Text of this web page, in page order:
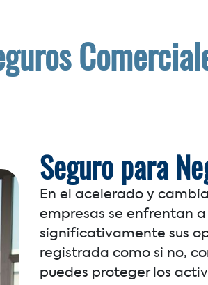
Seguro para
En el acelerado y
empresas se enfrentan
significativamente sus
registrada como si no,
puedes proteger los